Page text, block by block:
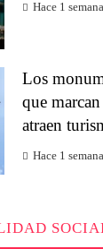
Hace 1 semana
Los
que
atraen
Hace 1 semana